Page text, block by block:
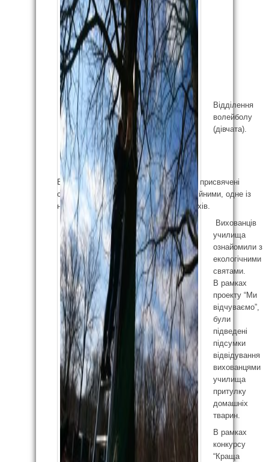
Відділення
волейболу
(дівчата).
В училищі проходять лінійки не тільки присвячені
спорту, але і святам, які стали традиційними, одне із
них – Міжнародний День прильоту птахів.
Вихованців
училища
ознайомили з
екологічними
святами.
В рамках
проекту “Ми
відчуваємо”,
були
підведені
підсумки
відвідування
вихованцями
училища
притулку
домашніх
тварин.
В рамках
конкурсу
“Краща